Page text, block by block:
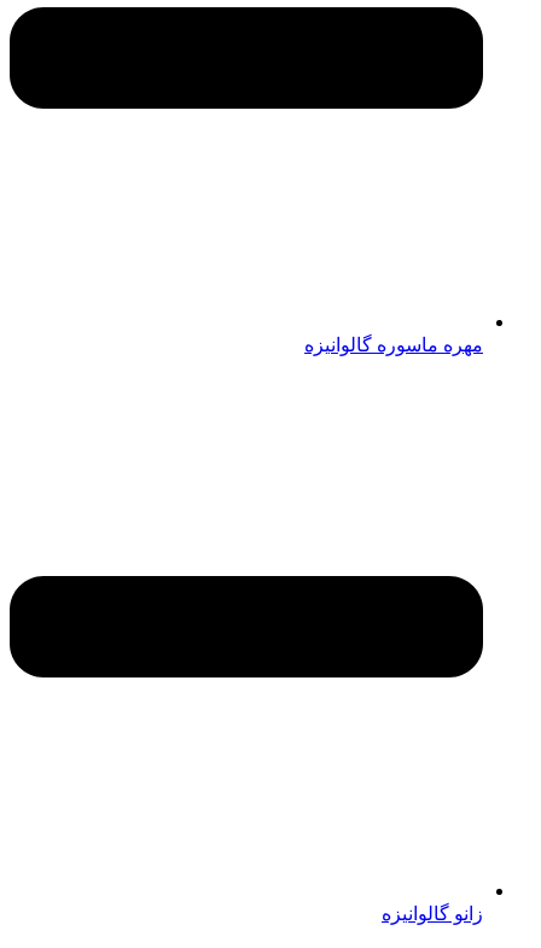
مهره ماسوره گالوانیزه
زانو گالوانیزه